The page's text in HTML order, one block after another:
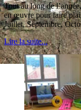
Tout au long de
en œuvre pour faire
Juillet, Septembre,
Lire la suite...